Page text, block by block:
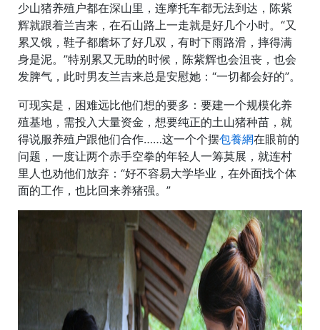
少山猪养殖户都在深山里，连摩托车都无法到达，陈紫
辉就跟着兰吉来，在石山路上一走就是好几个小时。“又
累又饿，鞋子都磨坏了好几双，有时下雨路滑，摔得满
身是泥。”特别累又无助的时候，陈紫辉也会沮丧，也会
发脾气，此时男友兰吉来总是安慰她：“一切都会好的”。
可现实是，困难远比他们想的要多：要建一个规模化养
殖基地，需投入大量资金，想要纯正的土山猪种苗，就
得说服养殖户跟他们合作……这一个个摆包養網在眼前的
问题，一度让两个赤手空拳的年轻人一筹莫展，就连村
里人也劝他们放弃：“好不容易大学毕业，在外面找个体
面的工作，也比回来养猪强。”